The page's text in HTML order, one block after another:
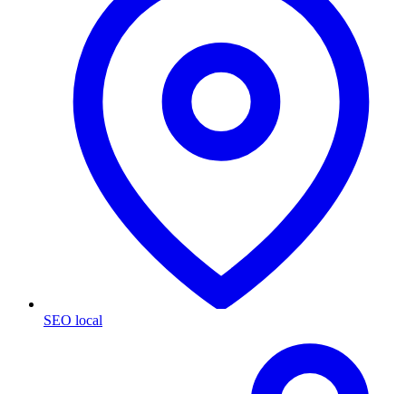
SEO local